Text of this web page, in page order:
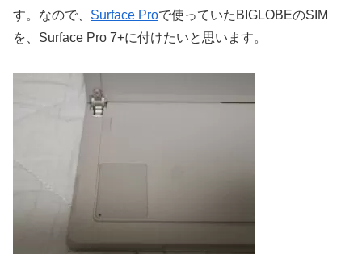
す。なので、 Surface Proで使っていたBIGLOBEのSIM
を、Surface Pro 7+に付けたいと思います。